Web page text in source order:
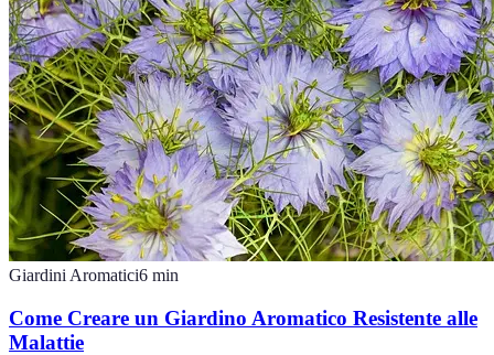
Giardini Aromatici6 min
Come Creare un Giardino Aromatico Resistente alle
Malattie